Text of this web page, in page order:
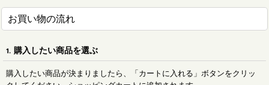
お買い物の流れ
1. 購入したい商品を選ぶ
購入したい商品が決まりましたら、「カートに入れる」ボタンをクリッ